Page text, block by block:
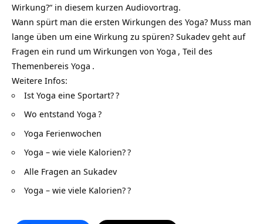
Wirkung?“ in diesem kurzen Audiovortrag.
Wann spürt man die ersten Wirkungen des Yoga? Muss man
lange üben um eine Wirkung zu spüren? Sukadev geht auf
Fragen ein rund um Wirkungen von Yoga , Teil des
Themenbereis Yoga .
Weitere Infos:
Ist Yoga eine Sportart??
Wo entstand Yoga ?
Yoga Ferienwochen
Yoga – wie viele Kalorien??
Alle Fragen an Sukadev
Yoga – wie viele Kalorien??